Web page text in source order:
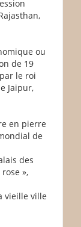
ou
de 19
le roi
Jaipur,
en pierre
de
des
»,
vieille ville